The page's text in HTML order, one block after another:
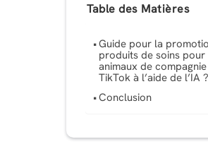
Table des Matières
Guide pour la
produits de soins pour
animaux de
TikTok à l’aide de l’IA ?
Conclusion